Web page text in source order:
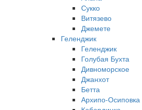
Сукко
Витязево
Джемете
Геленджик
Геленджик
Голубая Бухта
Дивноморское
Джанхот
Бетта
Архипо-Осиповка